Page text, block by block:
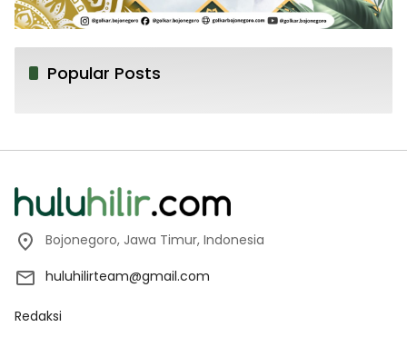
Popular Posts
Bojonegoro, Jawa Timur, Indonesia
huluhilirteam@gmail.com
Redaksi